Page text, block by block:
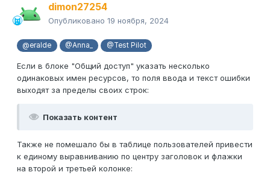
dimon27254
Опубликовано 19 ноября, 2024
@eralde @Anna_ @Test Pilot
Если в блоке "Общий доступ" указать несколько
одинаковых имен ресурсов, то поля ввода и текст ошибки
выходят за пределы своих строк:
Показать контент
Также не помешало бы в таблице пользователей привести
к единому выравниванию по центру заголовок и флажки
на второй и третьей колонке: